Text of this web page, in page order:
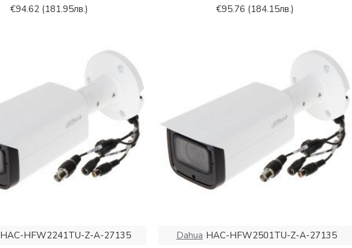
€94.62 (181.95лв.) €95.76 (184.15лв.)
HAC-HFW2241TU-Z-A-27135 Dahua HAC-HFW2501TU-Z-A-27135